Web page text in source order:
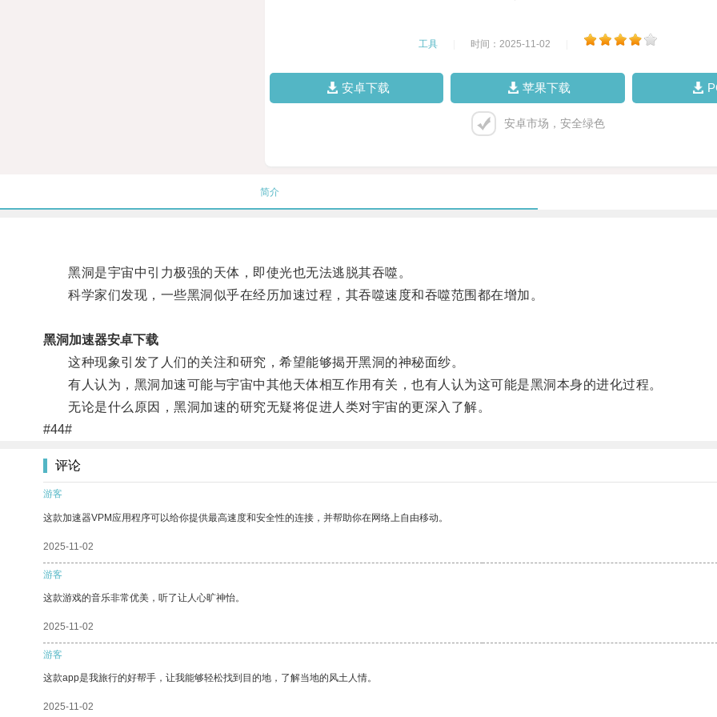
工具 时间：2025-11-02
安卓下载 苹果下载
安卓市场，安全绿色
简介
黑洞是宇宙中引力极强的天体，即使光也无法逃脱其吞噬。
科学家们发现，一些黑洞似乎在经历加速过程，其吞噬速度和吞噬范围都在增加。
黑洞加速器安卓下载
这种现象引发了人们的关注和研究，希望能够揭开黑洞的神秘面纱。
有人认为，黑洞加速可能与宇宙中其他天体相互作用有关，也有人认为这可能是黑洞本身的进化过程。
无论是什么原因，黑洞加速的研究无疑将促进人类对宇宙的更深入了解。
#44#
评论
游客
这款加速器VPM应用程序可以给你提供最高速度和安全性的连接，并帮助你在网络上自由移动。
2025-11-02
游客
这款游戏的音乐非常优美，听了让人心旷神怡。
2025-11-02
游客
这款app是我旅行的好帮手，让我能够轻松找到目的地，了解当地的风土人情。
2025-11-02